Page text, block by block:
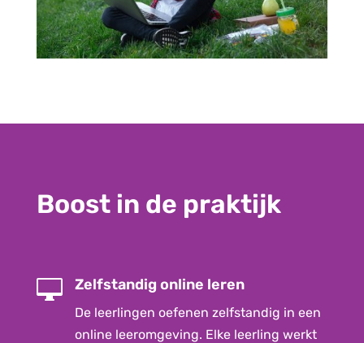
Boost in de praktijk
 Zelfstandig online leren
De leerlingen oefenen zelfstandig in een
online leeromgeving. Elke leerling werkt